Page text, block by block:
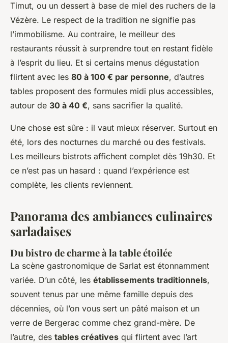
Timut, ou un dessert à base de miel des ruchers de la
Vézère. Le respect de la tradition ne signifie pas
l’immobilisme. Au contraire, le meilleur des
restaurants réussit à surprendre tout en restant fidèle
à l’esprit du lieu. Et si certains menus dégustation
flirtent avec les 80 à 100 € par personne, d’autres
tables proposent des formules midi plus accessibles,
autour de 30 à 40 €, sans sacrifier la qualité.
Une chose est sûre : il vaut mieux réserver. Surtout en
été, lors des nocturnes du marché ou des festivals.
Les meilleurs bistrots affichent complet dès 19h30. Et
ce n’est pas un hasard : quand l’expérience est
complète, les clients reviennent.
Panorama des ambiances culinaires
sarladaises
Du bistro de charme à la table étoilée
La scène gastronomique de Sarlat est étonnamment
variée. D’un côté, les établissements traditionnels,
souvent tenus par une même famille depuis des
décennies, où l’on vous sert un pâté maison et un
verre de Bergerac comme chez grand-mère. De
l’autre, des tables créatives qui flirtent avec l’art